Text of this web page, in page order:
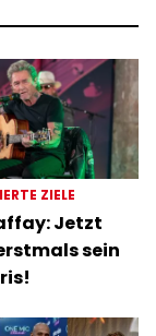
ZIELE
Jetzt
sein